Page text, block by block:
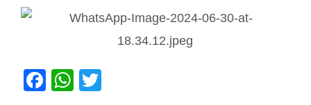
Facebook
WhatsApp